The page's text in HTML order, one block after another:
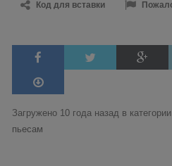
Код для вставки
Загружено 10 года назад в категории
пьесам